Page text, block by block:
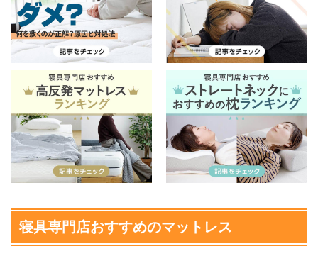
寝具専門店おすすめのマットレス